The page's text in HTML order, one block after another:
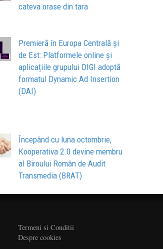
cateva orase din tara
Premieră în Europa Centrală și
de Est: Platformele online și
aplicațiile grupului DIGI adoptă
formatul Dynamic Ad Insertion
(DAI)
Începând cu luna octombrie,
Kooperativa 2.0 devine membru
al Biroului Român de Audit
Transmedia (BRAT)
Termeni si Conditii
Despre cookies